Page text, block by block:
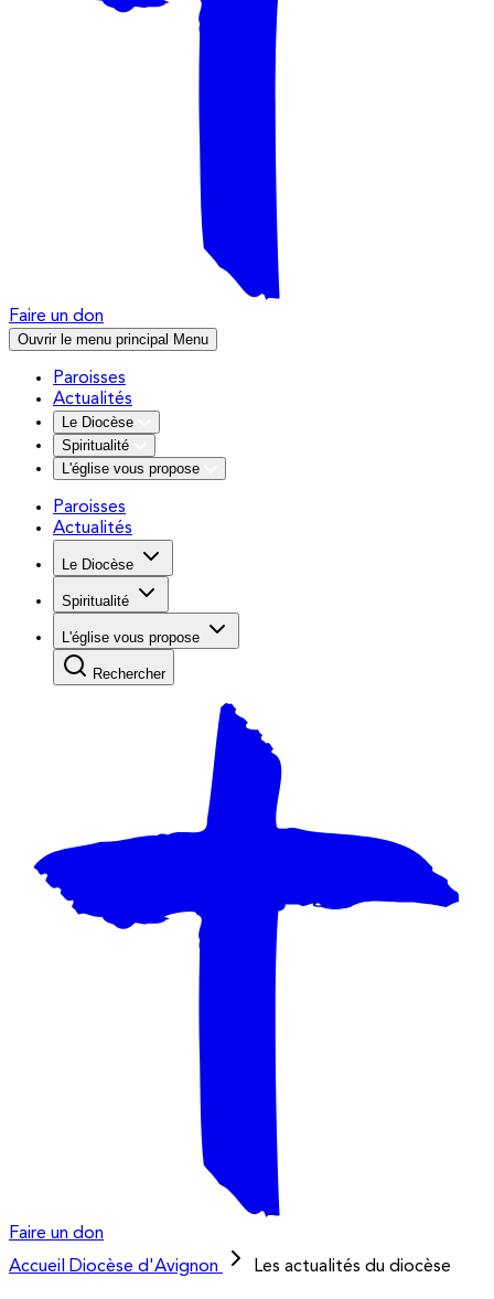
Faire un don
Ouvrir le menu principal Menu
Paroisses
Actualités
Le Diocèse
Spiritualité
L'église vous propose
Paroisses
Actualités
Le Diocèse
Spiritualité
L'église vous propose
Rechercher
Faire un don
Accueil
Diocèse d'Avignon Les actualités du diocèse